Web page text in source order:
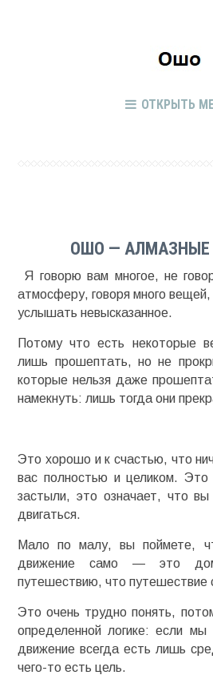
ОТКРЫТЬ
ОШО —
Я говорю вам многое, не
атмосферу, говоря много
услышать невысказанное.
Потому что есть некоторые
лишь прошептать, но не
которые нельзя даже
намекнуть: лишь тогда они
Это хорошо и к счастью, что
вас полностью и целиком.
застыли, это означает, что
двигаться.
Мало по малу, вы поймете,
движение само — это
путешествию, что путешествие
Это очень трудно понять,
определенной логике: если
движение всегда есть лишь
чего-то есть цель.